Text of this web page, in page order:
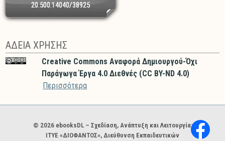
20.500.14040/38925
ΑΔΕΙΑ ΧΡΗΣΗΣ
Creative Commons Αναφορά Δημιουργού-Όχι
Παράγωγα Έργα 4.0 Διεθνές (CC BY-ND 4.0)
Περισσότερα
Χορηγοί και φορείς
© 2026 ebooksDL – Σχεδίαση, Ανάπτυξη και Λειτουργία:
ΙΤΥΕ «ΔΙΟΦΑΝΤΟΣ», Διεύθυνση Εκπαιδευτικών